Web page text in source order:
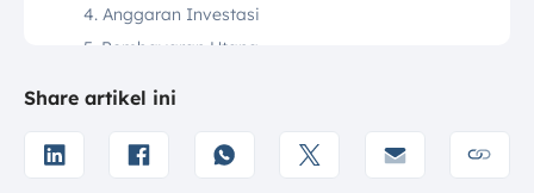
4. Anggaran Investasi
5. Pembayaran Utang
8. Cadangan Keuangan
9. Proyeksi Arus Kas
Share artikel ini